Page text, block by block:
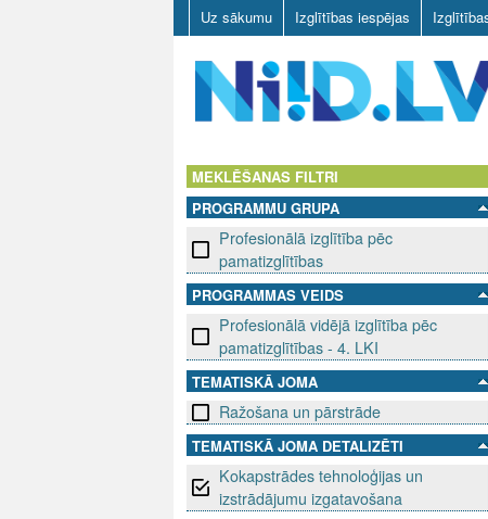
Uz sākumu Izglītības iespējas
D
L
V
MEKLĒŠANAS FILTRI
PROGRAMMU GRUPA
Profesionālā izglītība pēc
pamatizglītības
PROGRAMMAS VEIDS
Profesionālā vidējā izglītība pēc
pamatizglītības - 4. LKI
TEMATISKĀ JOMA
Ražošana un pārstrāde
TEMATISKĀ JOMA DETALIZĒTI
Kokapstrādes tehnoloģijas un
izstrādājumu izgatavošana